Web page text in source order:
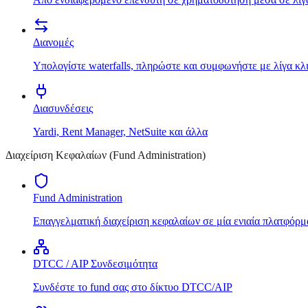
Διανομές
Υπολογίστε waterfalls, πληρώστε και συμφωνήστε με λίγα
Διασυνδέσεις
Yardi, Rent Manager, NetSuite και άλλα
Διαχείριση Κεφαλαίων (Fund Administration)
Fund Administration
Επαγγελματική διαχείριση κεφαλαίων σε μία ενιαία
DTCC / AIP Συνδεσιμότητα
Συνδέστε το fund σας στο δίκτυο DTCC/AIP